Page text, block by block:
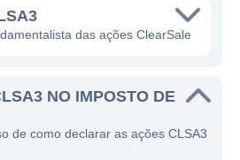
que eles aceitem mais
de perdas financeiras
predominantemente no
das ações ClearSale
NO IMPOSTO DE
de como declarar as ações CLSA3